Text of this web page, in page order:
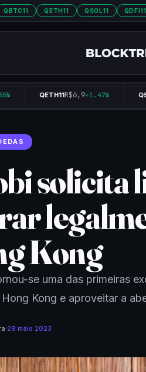
QBTC11 QETH11 QSOL11 QDFI11
QETH11R$6,9+1.47%
solicita
Kong
se uma das primeiras
Kong e aproveitar a
·29 maio 2023